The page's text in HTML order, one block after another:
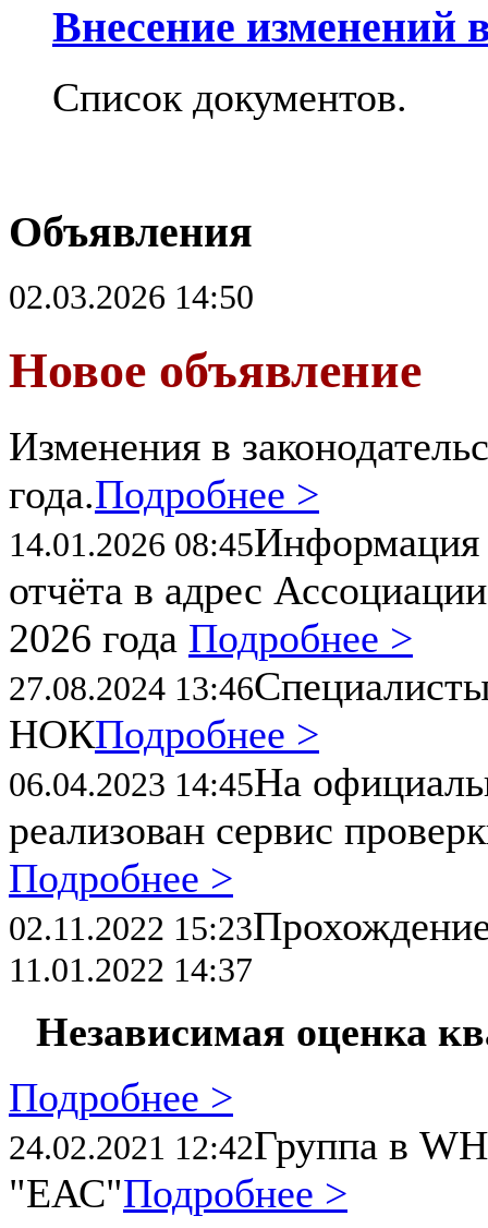
Внесение изменений
Список документов.
Объявления
02.03.2026 14:50
Новое объявление
Изменения в
года.Подробнее >
14.01.2026 08:45Информация
отчёта в адрес
2026 года Подробнее >
27.08.2024 13:46
НОКПодробнее >
06.04.2023 14:45На
реализован сервис
Подробнее >
02.11.2022 15:23
11.01.2022 14:37
Независимая оценка
Подробнее >
24.02.2021 12:42Группа в
"ЕАС"Подробнее >